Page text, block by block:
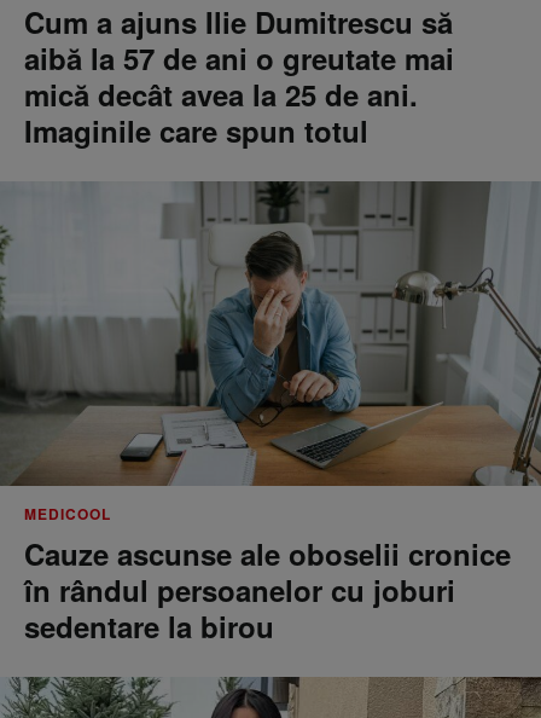
Cum a ajuns Ilie Dumitrescu să
aibă la 57 de ani o greutate mai
mică decât avea la 25 de ani.
Imaginile care spun totul
MEDICOOL
Cauze ascunse ale oboselii cronice
în rândul persoanelor cu joburi
sedentare la birou